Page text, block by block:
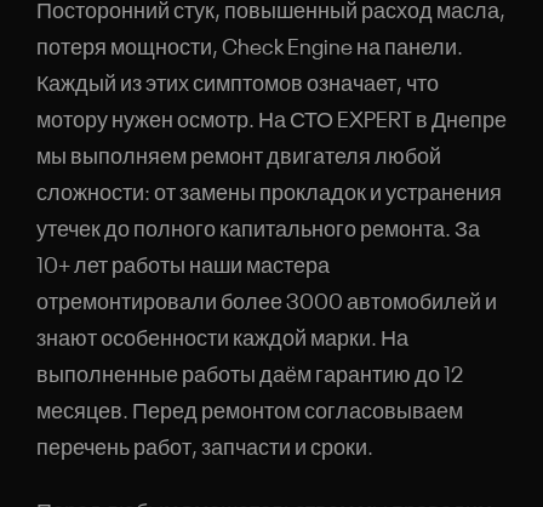
Посторонний стук, повышенный расход масла,
потеря мощности, Check Engine на панели.
Каждый из этих симптомов означает, что
мотору нужен осмотр. На СТО EXPERT в Днепре
мы выполняем ремонт двигателя любой
сложности: от замены прокладок и устранения
утечек до полного капитального ремонта. За
10+ лет работы наши мастера
отремонтировали более 3000 автомобилей и
знают особенности каждой марки. На
выполненные работы даём гарантию до 12
месяцев. Перед ремонтом согласовываем
перечень работ, запчасти и сроки.
ОТПРАВИТЬ ЗАЯВКУ
Нажимая, вы соглашаетесь с обработкой персональных данных